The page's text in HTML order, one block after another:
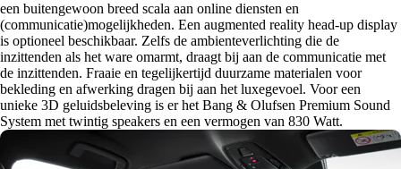
een buitengewoon breed scala aan online diensten en
(communicatie)mogelijkheden. Een augmented reality head-up display
is optioneel beschikbaar. Zelfs de ambienteverlichting die de
inzittenden als het ware omarmt, draagt bij aan de communicatie met
de inzittenden. Fraaie en tegelijkertijd duurzame materialen voor
bekleding en afwerking dragen bij aan het luxegevoel. Voor een
unieke 3D geluidsbeleving is er het Bang & Olufsen Premium Sound
System met twintig speakers en een vermogen van 830 Watt.